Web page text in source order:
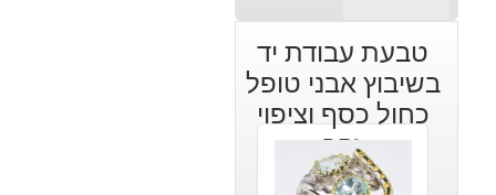
טבעת עבודת יד
בשיבוץ אבני טופל
כחול כסף וציפוי
זהב